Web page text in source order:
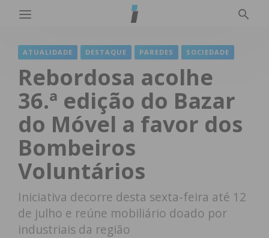
ATUALIDADE DESTAQUE PAREDES SOCIEDADE
Rebordosa acolhe
36.ª edição do Bazar
do Móvel a favor dos
Bombeiros
Voluntários
Iniciativa decorre desta sexta-feira até 12
de julho e reúne mobiliário doado por
industriais da região